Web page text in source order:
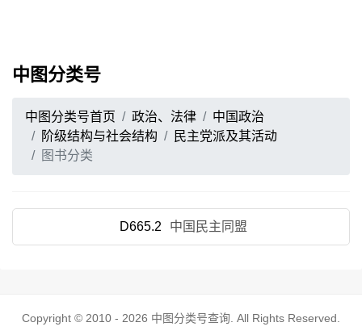
中图分类号
中图分类号首页 政治、法律
中国政治
阶级结构与社会结构
民主党派及其活动
图书分类
D665.2 中国民主同盟
Copyright © 2010 - 2026 中图分类号查询 . All Rights Reserved.